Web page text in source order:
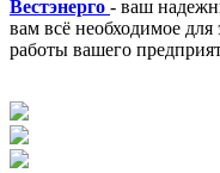
Вестэнерго - ваш
вам всё необходимое
работы вашего